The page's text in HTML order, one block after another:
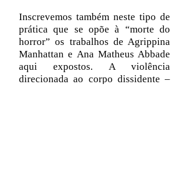
Inscrevemos também neste tipo de
prática que se opõe à “morte do
horror” os trabalhos de Agrippina
Manhattan e Ana Matheus Abbade
aqui expostos. A violência
direcionada ao corpo dissidente –